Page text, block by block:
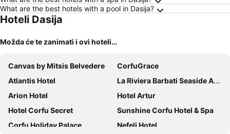
What are the best hotels with a pool in Dasija?
Hoteli Dasija
Možda će te zanimati i ovi hoteli…
Canvas by Mitsis Belvedere
CorfuGrace
Atlantis Hotel
La Riviera Barbati Seaside Apartments
Arion Hotel
Hotel Artur
Hotel Corfu Secret
Sunshine Corfu Hotel & Spa
Corfu Holiday Palace
Nefeli Hotel